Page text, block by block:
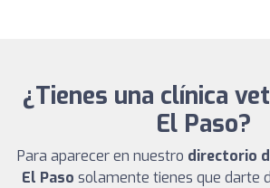
¿Tienes una clínica
El Paso?
Para aparecer en nuestro directorio
El Paso solamente tienes que darte